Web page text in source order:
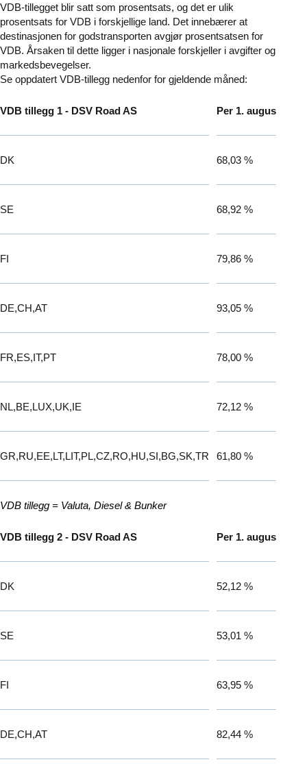
VDB-tillegget blir satt som prosentsats, og det er ulik
prosentsats for VDB i forskjellige land. Det innebærer at
destinasjonen for godstransporten avgjør prosentsatsen for
VDB. Årsaken til dette ligger i nasjonale forskjeller i avgifter og
markedsbevegelser.
Se oppdatert VDB-tillegg nedenfor for gjeldende måned:
VDB tillegg 1 - DSV Road AS Per 1. august 2026
DK 68,03 %
SE 68,92 %
FI 79,86 %
DE,CH,AT 93,05 %
FR,ES,IT,PT 78,00 %
NL,BE,LUX,UK,IE 72,12 %
GR,RU,EE,LT,LIT,PL,CZ,RO,HU,SI,BG,SK,TR 61,80 %
VDB tillegg = Valuta, Diesel & Bunker
VDB tillegg 2 - DSV Road AS Per 1. august 2026
DK 52,12 %
SE 53,01 %
FI 63,95 %
DE,CH,AT 82,44 %